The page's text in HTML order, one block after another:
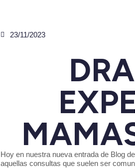
23/11/2023
Hoy en nuestra nueva entrada de Blog de
aquellas consultas que suelen ser